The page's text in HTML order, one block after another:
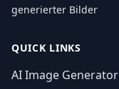
generierter Bilder
QUICK LINKS
AI Image Generator